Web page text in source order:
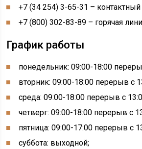
+7 (34 254) 3-65-31 –
+7 (800) 302-83-89 – горячая
График работы
понедельник: 09:00-18:00
вторник: 09:00-18:00 перерыв с
среда: 09:00-18:00 перерыв с
четверг: 09:00-18:00 перерыв с
пятница: 09:00-17:00 перерыв с
суббота: выходной;